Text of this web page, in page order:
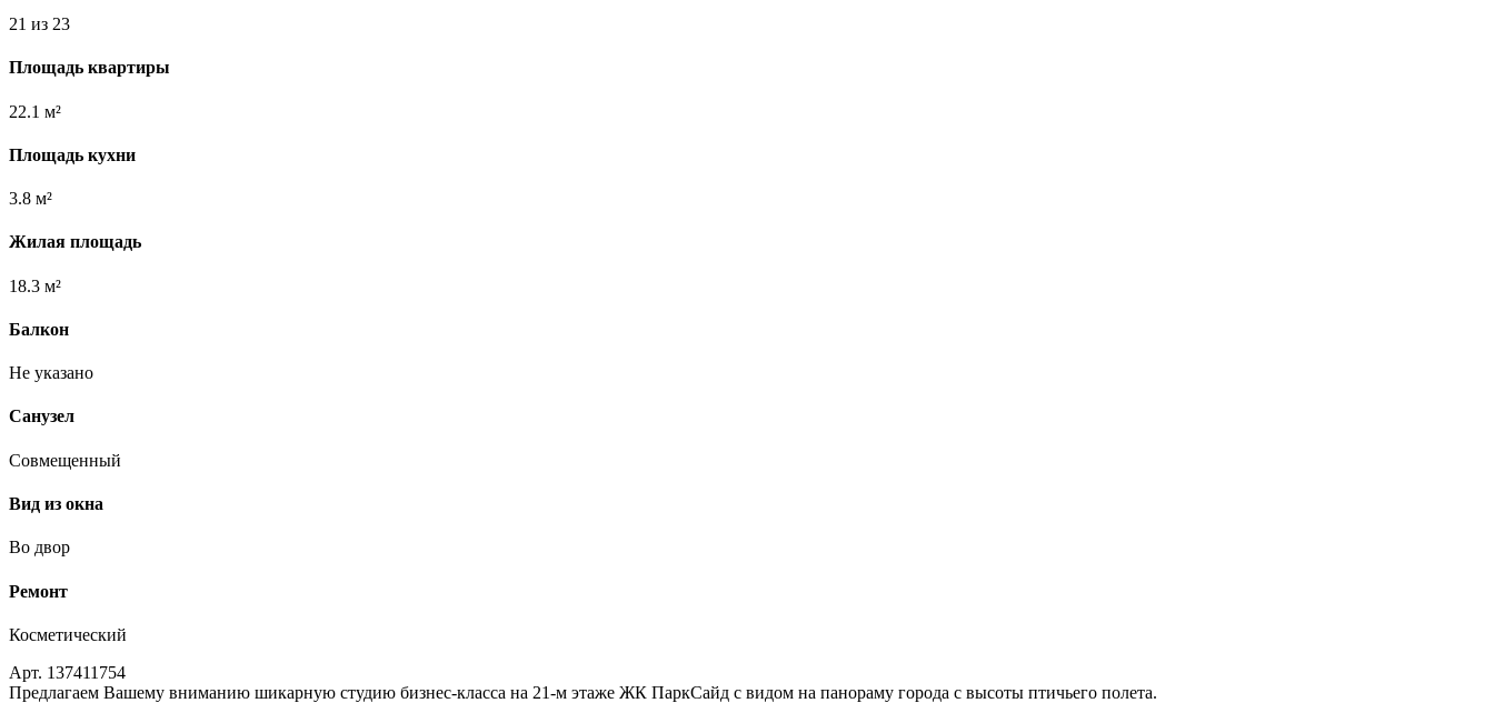
21 из 23
Площадь квартиры
22.1 м²
Площадь кухни
3.8 м²
Жилая площадь
18.3 м²
Балкон
Не указано
Санузел
Совмещенный
Вид из окна
Во двор
Ремонт
Косметический
Арт. 137411754
Предлагаем Вашему вниманию шикарную студию бизнес-класса на 21-м этаже ЖК ПаркСайд с видом на панораму города с высоты птичьего полета.